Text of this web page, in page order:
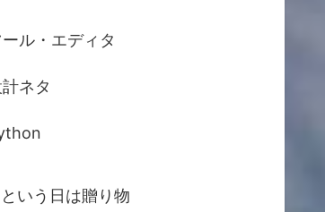
ル・エディタ
ネタ
いう日は贈り物